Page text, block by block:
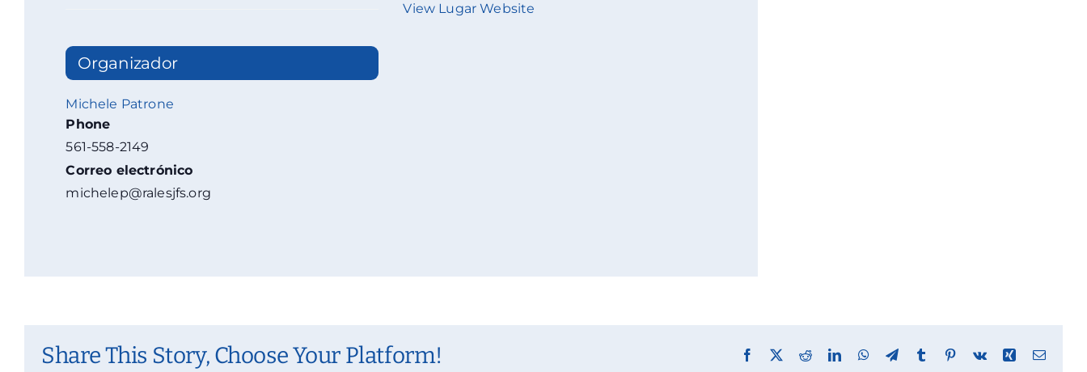
Organizador
Michele Patrone
Phone
561-558-2149
Correo electrónico
michelep@ralesjfs.org
View Lugar Website
Share This Story, Choose Your Platform! Facebook RedditLinkedInWhatsApp
TelegramTumblr Pinterest
Vk Xing Email